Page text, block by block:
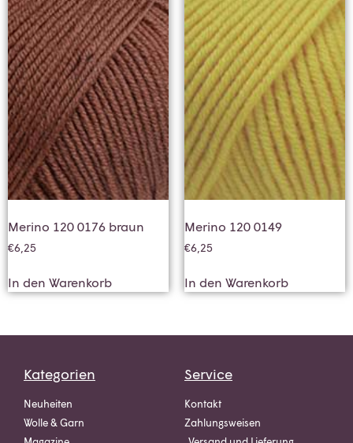
Merino 120 0176 braun
€6,25
In den Warenkorb
Merino 120 0149
€6,25
In den Warenkorb
Kategorien
Neuheiten
Wolle & Garn
Service
Kontakt
Zahlungsweisen